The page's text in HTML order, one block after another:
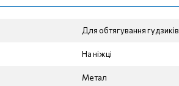
Для обтягування гудзиків
На ніжці
Метал